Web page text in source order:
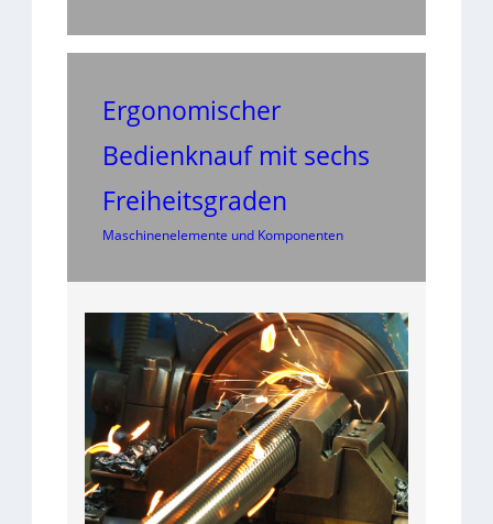
Ergonomischer
Bedienknauf mit sechs
Freiheitsgraden
Maschinenelemente und Komponenten